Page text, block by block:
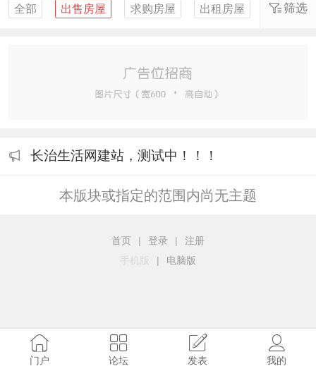
全部 出售房屋 求购房屋 出租房屋 求租房屋
筛选
长治生活网建站，测试中！！！
本版块或指定的范围内尚无主题
首页 | 登录 |
注册
手机版
| 电脑版
门户 论坛 发表 我的